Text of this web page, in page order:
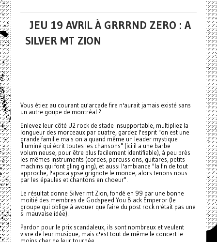
JEU 19 AVRIL À GRRRND ZERO : A
SILVER MT ZION
Vous étiez au courant qu'arcade fire n'aurait jamais existé sans
un autre goupe de montréal ?
Enlevez leur côté U2 rock de stade insupportable, multipliez la
longueur des morceaux par quatre, gardez l'esprit "on est une
grande famille mais on a quand même un leader mystique
illuminé qui écrit toutes les chansons" (ici il a une barbe
volumineuse, pour être plus facilement identifiable), à peu près
les mêmes instruments (cordes, percussions, guitares, petits
machins qui font gling gling), et aussi l'ambiance "la fin de tout
approche, l'apocalypse grignote le monde, alors tenons nous
par les épaules et chantons en choeur".
Le résultat donne Silver mt Zion, fondé en 99 par une bonne
moitié des membres de Godspeed You Black Emperor (le
groupe qui oblige à avouer que faire du post rock n'était pas une
si mauvaise idée).
Pardon pour le prix scandaleux, ils sont nombreux et veulent
vivre de leur musique, mais c'est tout de même le concert le